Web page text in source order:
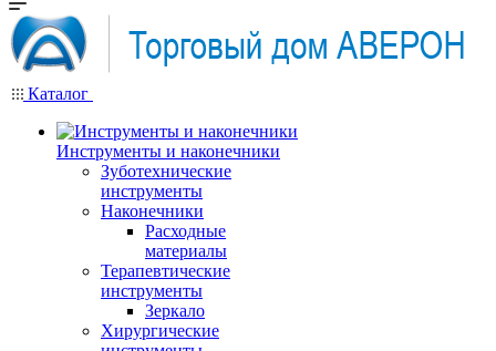
Каталог
Инструменты и наконечники
Зуботехнические
инструменты
Наконечники
Расходные
материалы
Терапевтические
инструменты
Зеркало
Хирургические